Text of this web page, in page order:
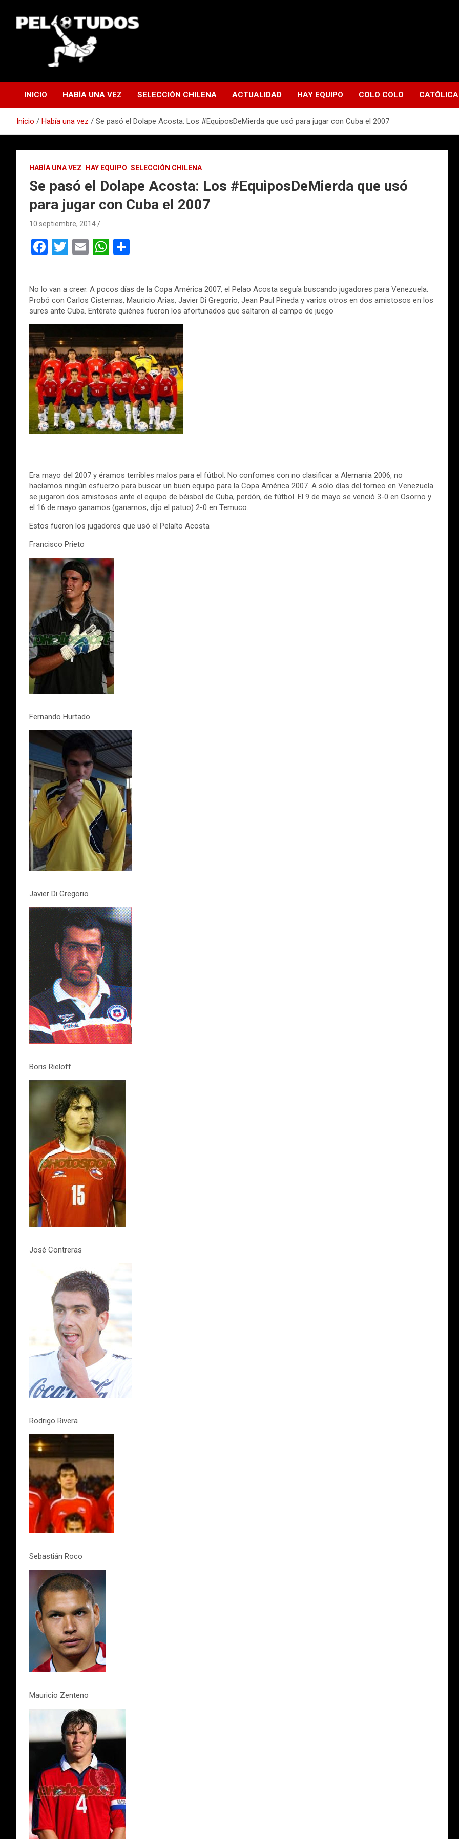
contenido
INICIO HABÍA UNA VEZ SELECCIÓN CHILENA ACTUALIDAD HAY EQUIPO COLO COLO CATÓLICA
Inicio Había una vez Se pasó el Dolape Acosta: Los #EquiposDeMierda que usó para jugar con Cuba el 2007
HABÍA UNA VEZ HAY EQUIPO SELECCIÓN CHILENA
Se pasó el Dolape Acosta: Los #EquiposDeMierda que usó
para jugar con Cuba el 2007
10 septiembre, 2014
F
b
o
o
k
T
er
E
W
s
A
p
p
p
ar
tir
No lo van a creer. A pocos días de la Copa América 2007, el Pelao Acosta seguía buscando jugadores para Venezuela.
Probó con Carlos Cisternas, Mauricio Arias, Javier Di Gregorio, Jean Paul Pineda y varios otros en dos amistosos en los
sures ante Cuba. Entérate quiénes fueron los afortunados que saltaron al campo de juego
Era mayo del 2007 y éramos terribles malos para el fútbol. No confomes con no clasificar a Alemania 2006, no
hacíamos ningún esfuerzo para buscar un buen equipo para la Copa América 2007. A sólo días del torneo en Venezuela
se jugaron dos amistosos ante el equipo de béisbol de Cuba, perdón, de fútbol. El 9 de mayo se venció 3-0 en Osorno y
el 16 de mayo ganamos (ganamos, dijo el patuo) 2-0 en Temuco.
Estos fueron los jugadores que usó el Pelaíto Acosta
Francisco Prieto
Fernando Hurtado
Javier Di Gregorio
Boris Rieloff
José Contreras
Rodrigo Rivera
Sebastián Roco
Mauricio Zenteno